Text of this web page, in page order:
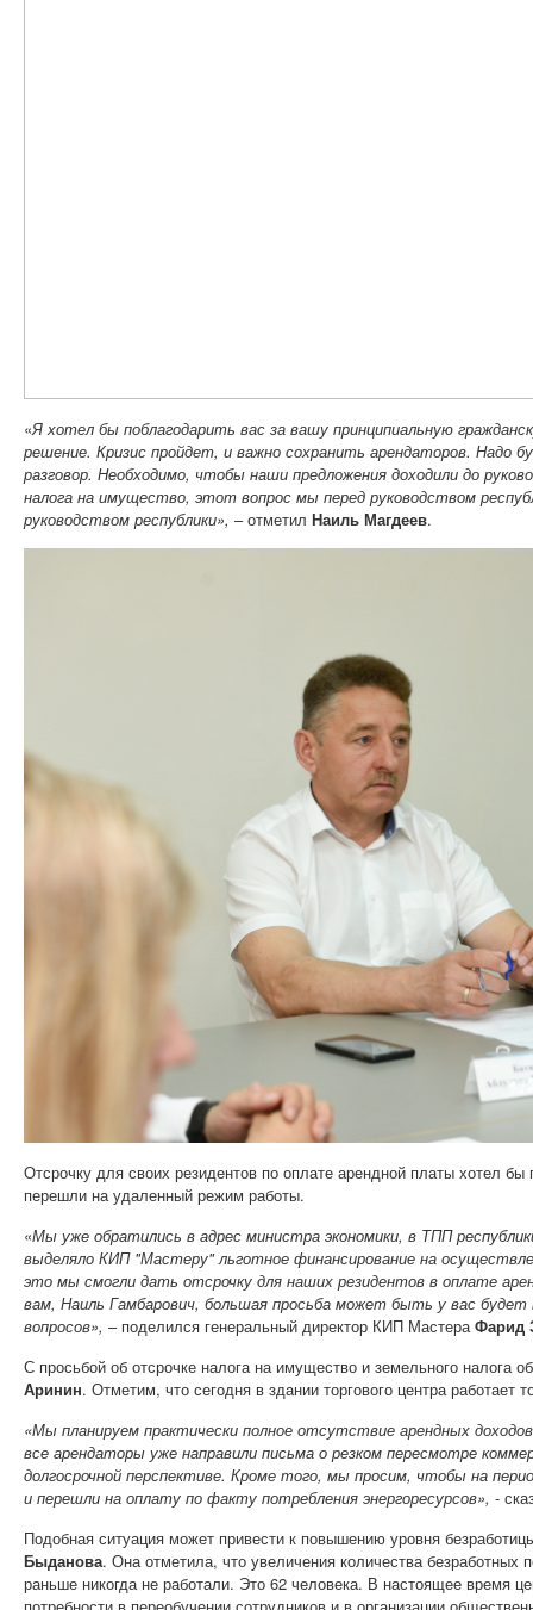
«Я хотел бы поблагодарить вас за вашу принципиальную
решение. Кризис пройдет, и важно сохранить арендаторов. Надо
разговор. Необходимо, чтобы наши предложения доходили до
налога на имущество, этот вопрос мы перед руководством
руководством республики», – отметил Наиль Магдеев.
Отсрочку для своих резидентов по оплате арендной платы хотел
перешли на удаленный режим работы.
«Мы уже обратились в адрес министра экономики, в ТПП
выделяло КИП "Мастеру" льготное финансирование на
это мы смогли дать отсрочку для наших резидентов в оплате
вам, Наиль Гамбарович, большая просьба может быть у вас
вопросов», – поделился генеральный директор КИП МастераФарид
С просьбой об отсрочке налога на имущество и земельного
Аринин. Отметим, что сегодня в здании торгового центра работает
«Мы планируем практически полное отсутствие арендных
все арендаторы уже направили письма о резком пересмотре
долгосрочной перспективе. Кроме того, мы просим, чтобы на
и перешли на оплату по факту потребления энергоресурсов», ­-
Подобная ситуация может привести к повышению уровня
Быданова. Она отметила, что увеличения количества безработных
раньше никогда не работали. Это 62 человека. В настоящее время